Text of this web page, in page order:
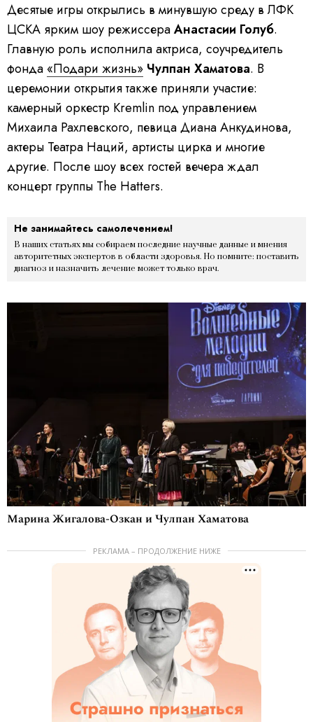
Десятые игры открылись в минувшую среду в ЛФК
ЦСКА ярким шоу режиссераАнастасии Голуб.
Главную роль исполнила актриса, соучредитель
фонда «Подари жизнь» Чулпан Хаматова. В
церемонии открытия также приняли участие:
камерный оркестр Kremlin под управлением
Михаила Рахлевского, певица Диана Анкудинова,
актеры Театра Наций, артисты цирка и многие
другие. После шоу всех гостей вечера ждал
концерт группы The Hatters.
Не занимайтесь самолечением!
В наших статьях мы собираем последние научные данные и мнения
авторитетных экспертов в области здоровья. Но помните: поставить
диагноз и назначить лечение может только врач.
Марина Жигалова-Озкан и Чулпан Хаматова
РЕКЛАМА – ПРОДОЛЖЕНИЕ НИЖЕ